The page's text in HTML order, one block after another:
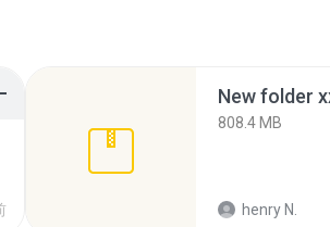
New folder
808.4 MB
henry N.